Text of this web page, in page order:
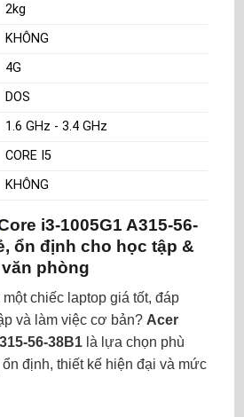
2kg
KHÔNG
4G
DOS
1.6 GHz - 3.4 GHz
CORE I5
KHÔNG
i3-1005G1 A315-56-
ổn định cho học tập &
văn phòng
chiếc laptop giá tốt, đáp
và làm việc cơ bản? Acer
56-38B1 là lựa chọn phù
định, thiết kế hiện đại và mức